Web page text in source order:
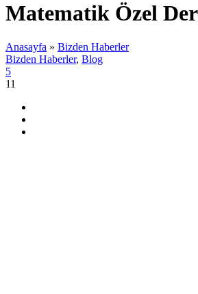
Matematik Özel
Anasayfa » Bizden Haberler
Bizden Haberler, Blog
5
11